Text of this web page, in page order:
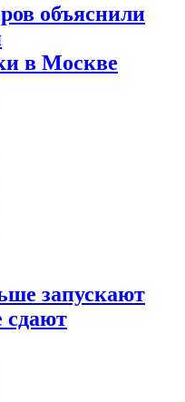
объяснили
в Москве
запускают
сдают